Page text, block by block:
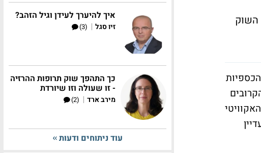
ערך השוק
הכספיות
האקוויטי
כפופה עדיין
איך להיערך לעידן וגיל הזהב?
זיו סגל |
(3)
כך התהפך שוק תרופות ההרזיה
- זו שעולה וזו שיורדת
מירב ארד |
(2)
עוד ניתוחים ודעות